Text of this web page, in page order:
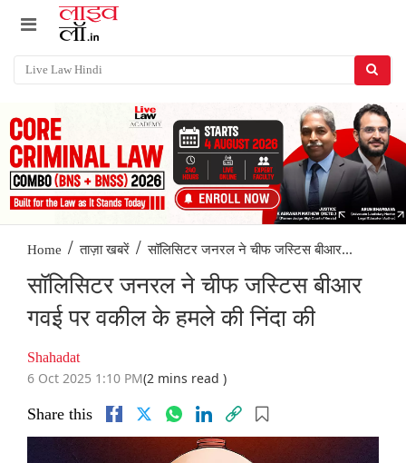
Home / ताज़ा खबरें / सॉलिसिटर जनरल ने चीफ जस्टिस बीआर...
सॉलिसिटर जनरल ने चीफ जस्टिस बीआर
गवई पर वकील के हमले की निंदा की
Shahadat
6 Oct 2025 1:10 PM(2 mins read )
Share this